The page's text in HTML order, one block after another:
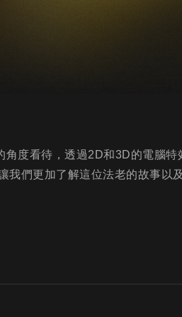
度看待，透過2D和3D的電腦特
我們更加了解這位法老的故事以